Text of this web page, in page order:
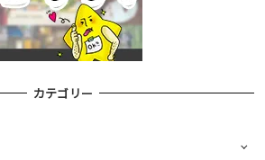
カテゴリー